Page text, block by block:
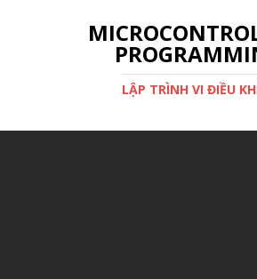
LẬP TRÌNH VI ĐIỀU